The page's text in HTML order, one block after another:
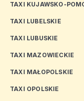
TAXI KUJAWSKO-
TAXI LUBELSKIE
TAXI LUBUSKIE
TAXI MAZOWIECKIE
TAXI MAŁOPOLSKIE
TAXI OPOLSKIE